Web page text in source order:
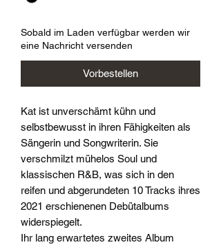
Sobald im Laden verfügbar werden wir
eine Nachricht versenden
Vorbestellen
Kat ist unverschämt kühn und
selbstbewusst in ihren Fähigkeiten als
Sängerin und Songwriterin. Sie
verschmilzt mühelos Soul und
klassischen R&B, was sich in den
reifen und abgerundeten 10 Tracks ihres
2021 erschienenen Debütalbums
widerspiegelt.
Ihr lang erwartetes zweites Album